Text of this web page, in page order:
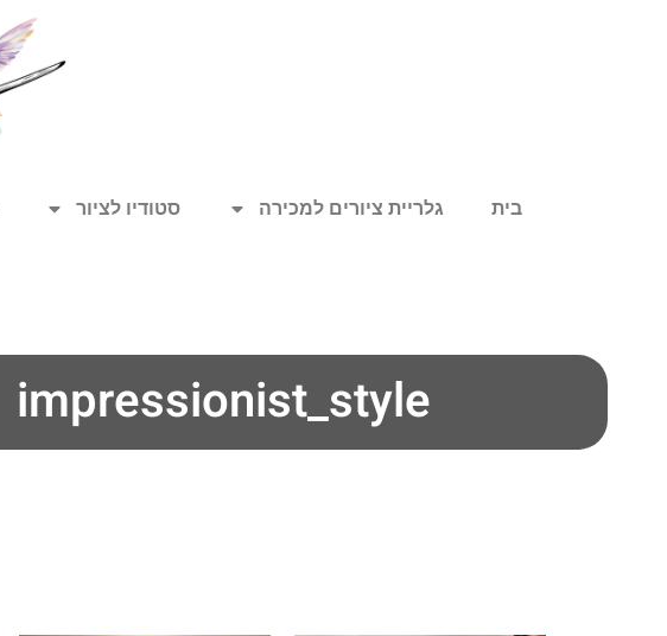
בית גלריית ציורים למכירה סטודיו לציור
impressionist_style